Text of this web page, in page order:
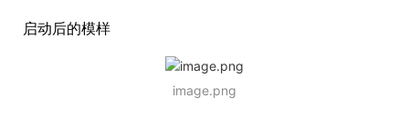
启动后的模样
image.png